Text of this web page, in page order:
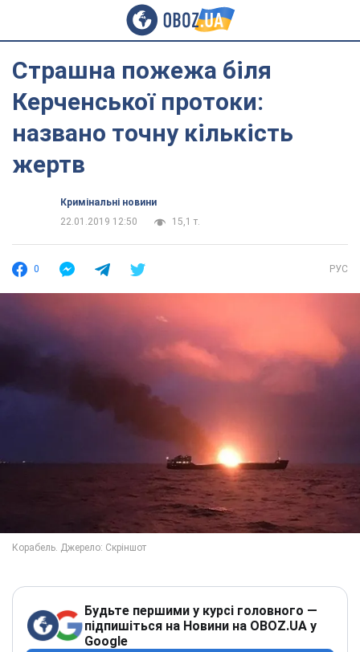
Страшна пожежа біля
Керченської протоки:
названо точну кількість
жертв
Кримінальні новини
22.01.2019 12:50
15,1 т.
0 РУС
Будьте першими у курсі головного —
підпишіться на Новини на OBOZ.UA у
Google